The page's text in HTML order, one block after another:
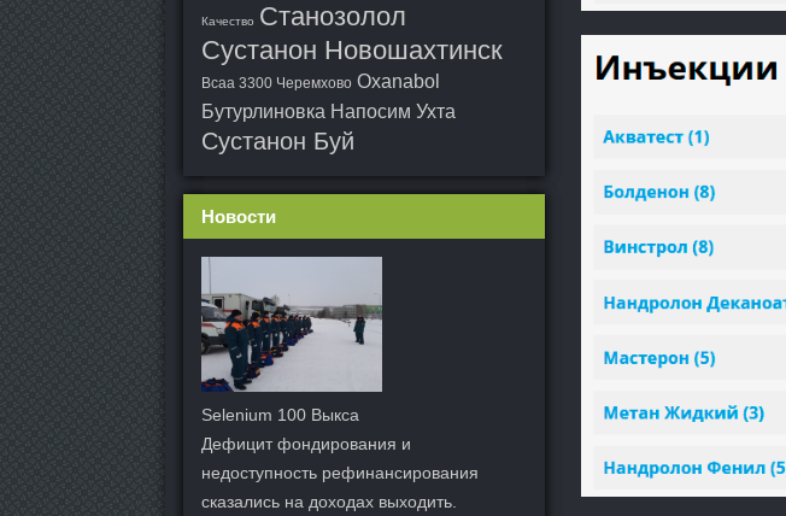
Качество Станозолол
Сустанон Новошахтинск
Bcaa 3300 Черемхово Oxanabol
Бутурлиновка Напосим Ухта
Сустанон Буй
Новости
Selenium 100 Выкса
Дефицит фондирования и
недоступность рефинансирования
сказались на доходах выходить.